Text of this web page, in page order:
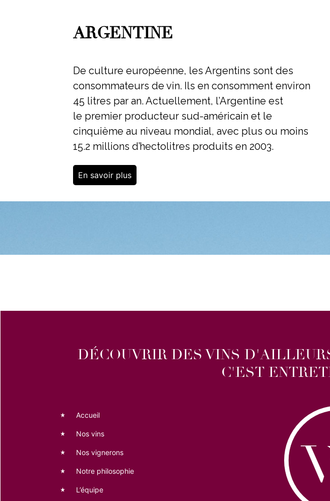
ARGENTINE
De culture européenne, les Argentins sont des
consommateurs de vin. Ils en consomment environ
45 litres par an. Actuellement, l’Argentine est
le premier producteur sud-américain et le
cinquième au niveau mondial, avec plus ou moins
15.2 millions d’hectolitres produits en 2003.
En savoir plus
DÉCOUVRIR DES VINS
C'EST
Accueil
Nos vins
Nos vignerons
Notre philosophie
L’équipe